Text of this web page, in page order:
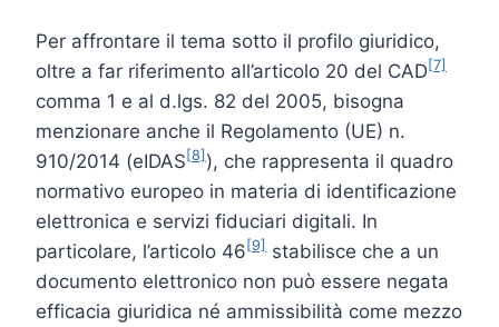
Per affrontare il tema sotto il profilo giuridico,
oltre a far riferimento all’articolo 20 del CAD[7]
comma 1 e al d.lgs. 82 del 2005, bisogna
menzionare anche il Regolamento (UE) n.
910/2014 (eIDAS [8] ), che rappresenta il quadro
normativo europeo in materia di identificazione
elettronica e servizi fiduciari digitali. In
particolare, l’articolo 46 [9] stabilisce che a un
documento elettronico non può essere negata
efficacia giuridica né ammissibilità come mezzo